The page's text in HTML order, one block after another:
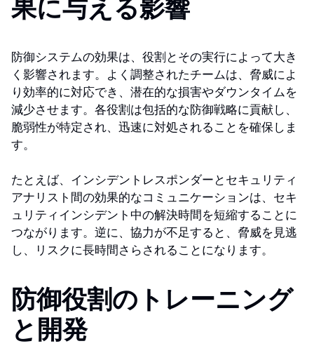
果に与える影響
防御システムの効果は、役割とその実行によって大き
く影響されます。よく調整されたチームは、脅威によ
り効率的に対応でき、潜在的な損害やダウンタイムを
減少させます。各役割は包括的な防御戦略に貢献し、
脆弱性が特定され、迅速に対処されることを確保しま
す。
たとえば、インシデントレスポンダーとセキュリティ
アナリスト間の効果的なコミュニケーションは、セキ
ュリティインシデント中の解決時間を短縮することに
つながります。逆に、協力が不足すると、脅威を見逃
し、リスクに長時間さらされることになります。
防御役割のトレーニング
と開発